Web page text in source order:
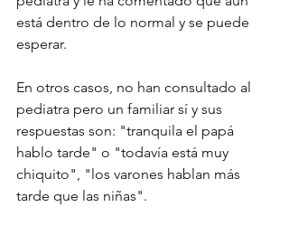
está dentro de lo normal y se puede
esperar.
En otros casos, no han consultado al
pediatra pero un familiar sí y sus
respuestas son: "tranquila el papá
hablo tarde" o "todavía está muy
chiquito", "los varones hablan más
tarde que las niñas".